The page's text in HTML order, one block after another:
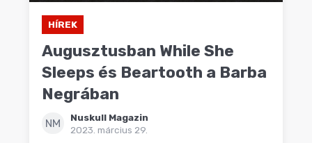
HÍREK
Augusztusban While She
Sleeps és Beartooth a Barba
Negrában
NM
Nuskull Magazin
2023. március 29.